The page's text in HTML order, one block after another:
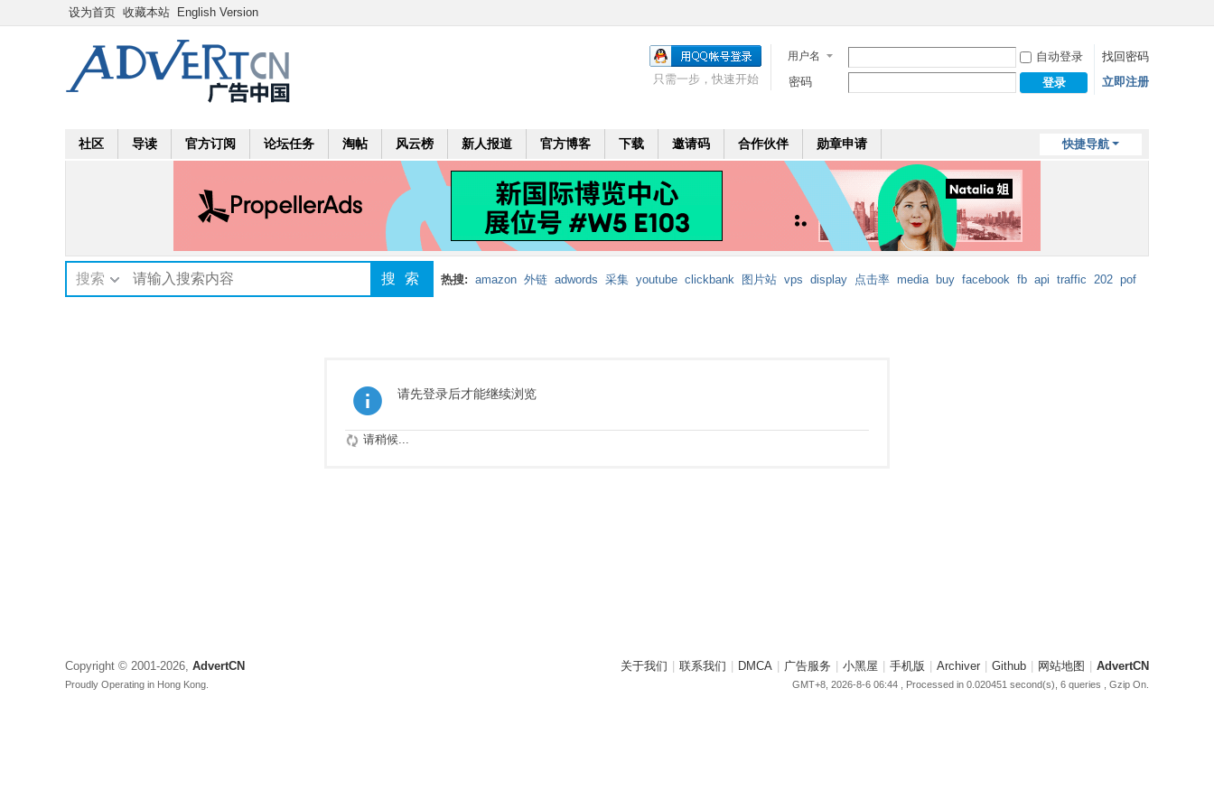
设为首页 收藏本站 English Version
用户名 自动登录
找回密码
密码
登录 立即注册
只需一步，快速开始
快捷导航
社区 导读 官方订阅 论坛任务 淘帖 风云榜 新人报道 官方博客 下载 邀请码 合作伙伴 勋章申请
搜索 搜索 热搜: amazon 外链 adwords 采集 youtube clickbank 图片站 vps display 点击率 media buy facebook fb api traffic 202 pof
请先登录后才能继续浏览
请稍候...
关于我们 联系我们 DMCA 广告服务 小黑屋 手机版 Archiver Github 网站地图 AdvertCN
GMT+8, 2026-8-6 06:44 , Processed in 0.020451 second(s), 6 queries , Gzip On.
Copyright © 2001-2026, AdvertCN
Proudly Operating in Hong Kong.